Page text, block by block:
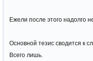
Ежели после этого надолго
Основной тезис сводится к
Всего лишь.